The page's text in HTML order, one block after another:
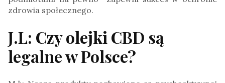
zdrowia społecznego.
J.L: Czy olejki CBD są
legalne w Polsce?